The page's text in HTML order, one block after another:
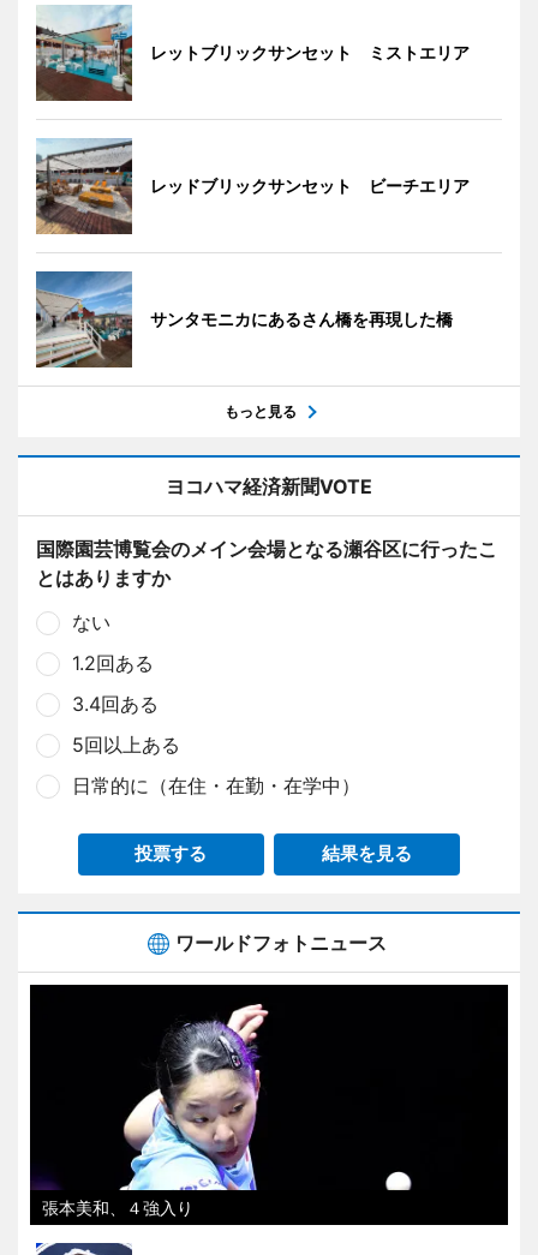
レットブリックサンセット ミストエリア
レッドブリックサンセット ビーチエリア
サンタモニカにあるさん橋を再現した橋
もっと見る
ヨコハマ経済新聞VOTE
国際園芸博覧会のメイン会場となる瀬谷区に行ったこ
とはありますか
ない
1.2回ある
3.4回ある
5回以上ある
日常的に（在住・在勤・在学中）
投票する 結果を見る
ワールドフォトニュース
張本美和、４強入り